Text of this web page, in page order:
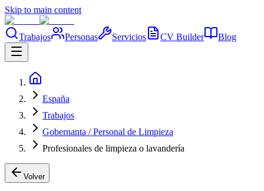
Skip to main content
Trabajos Personas Servicios CV Builder Blog
España
Trabajos
Gobernanta / Personal de Limpieza
Profesionales de limpieza o lavandería
Volver